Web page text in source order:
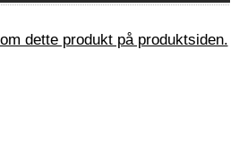
dette produkt på produktsiden.